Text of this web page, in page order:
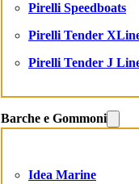
Pirelli Speedboats
Pirelli Tender
Pirelli Tender J
Barche e Gommoni
Idea Marine